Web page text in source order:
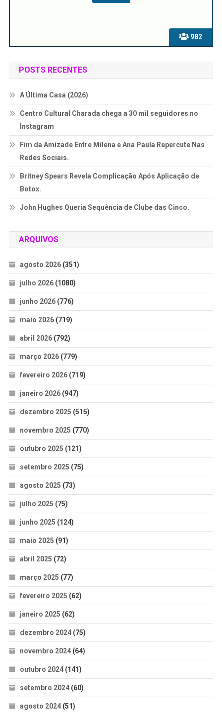
982
POSTS RECENTES
A Última Casa (2026)
Centro Cultural Charada chega a 30 mil seguidores no
Instagram
Fim da Amizade Entre Milena e Ana Paula Repercute Nas
Redes Sociais.
Britney Spears Revela Complicação Após Aplicação de
Botox.
John Hughes Queria Sequência de Clube das Cinco.
ARQUIVOS
agosto 2026(351)
julho 2026(1080)
junho 2026(776)
maio 2026(719)
abril 2026(792)
março 2026(779)
fevereiro 2026(719)
janeiro 2026(947)
dezembro 2025 (515)
novembro 2025 (770)
outubro 2025 (121)
setembro 2025 (75)
agosto 2025 (73)
julho 2025 (75)
junho 2025 (124)
maio 2025 (91)
abril 2025 (72)
março 2025 (77)
fevereiro 2025 (62)
janeiro 2025 (62)
dezembro 2024(75)
novembro 2024(64)
outubro 2024(141)
setembro 2024(60)
agosto 2024(51)